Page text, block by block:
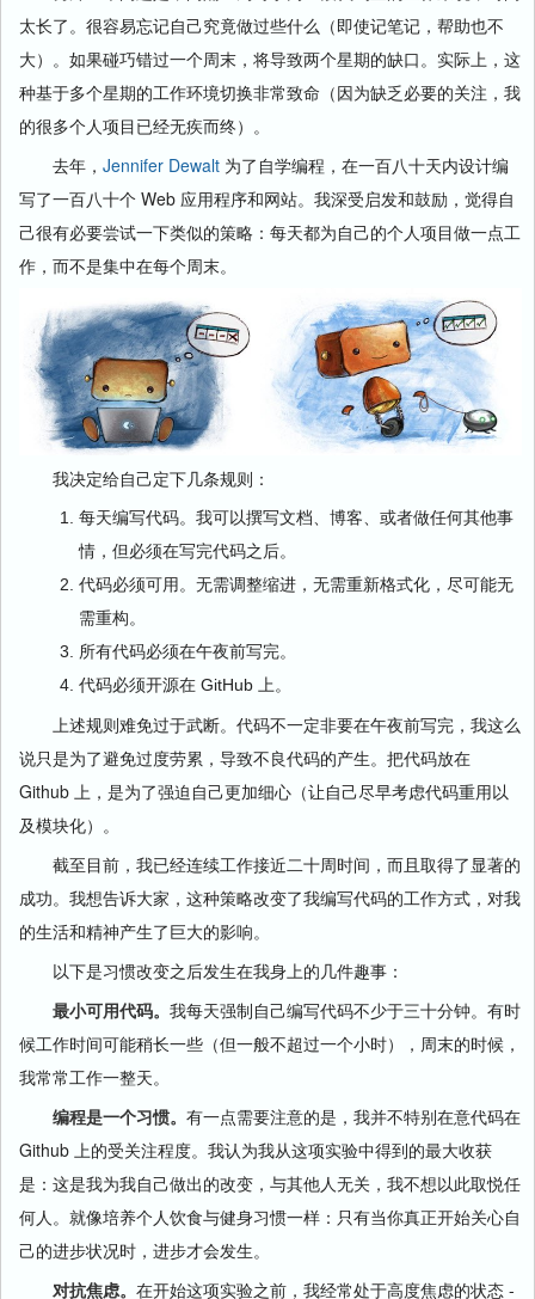
太长了。很容易忘记自己究竟做过些什么（即使记笔记，帮助也不
大）。如果碰巧错过一个周末，将导致两个星期的缺口。实际上，这
种基于多个星期的工作环境切换非常致命（因为缺乏必要的关注，我
的很多个人项目已经无疾而终）。
去年， Jennifer Dewalt 为了自学编程，在一百八十天内设计编
写了一百八十个 Web 应用程序和网站。我深受启发和鼓励，觉得自
己很有必要尝试一下类似的策略：每天都为自己的个人项目做一点工
作，而不是集中在每个周末。
我决定给自己定下几条规则：
每天编写代码。我可以撰写文档、博客、或者做任何其他事
情，但必须在写完代码之后。
代码必须可用。无需调整缩进，无需重新格式化，尽可能无
需重构。
所有代码必须在午夜前写完。
代码必须开源在 GitHub 上。
上述规则难免过于武断。代码不一定非要在午夜前写完，我这么
说只是为了避免过度劳累，导致不良代码的产生。把代码放在
Github 上，是为了强迫自己更加细心（让自己尽早考虑代码重用以
及模块化）。
截至目前，我已经连续工作接近二十周时间，而且取得了显著的
成功。我想告诉大家，这种策略改变了我编写代码的工作方式，对我
的生活和精神产生了巨大的影响。
以下是习惯改变之后发生在我身上的几件趣事：
最小可用代码。 我每天强制自己编写代码不少于三十分钟。有时
候工作时间可能稍长一些（但一般不超过一个小时），周末的时候，
我常常工作一整天。
编程是一个习惯。 有一点需要注意的是，我并不特别在意代码在
Github 上的受关注程度。我认为我从这项实验中得到的最大收获
是：这是我为我自己做出的改变，与其他人无关，我不想以此取悦任
何人。就像培养个人饮食与健身习惯一样：只有当你真正开始关心自
己的进步状况时，进步才会发生。
对抗焦虑。 在开始这项实验之前，我经常处于高度焦虑的状态 -